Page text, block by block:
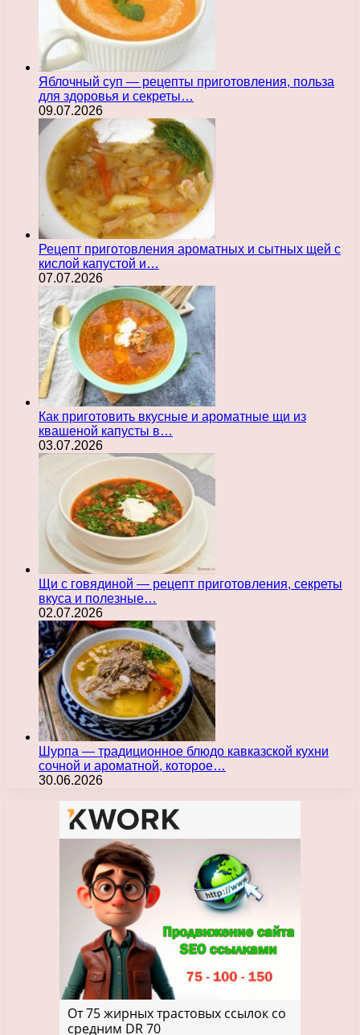
Яблочный суп — рецепты приготовления, польза
для здоровья и секреты…
09.07.2026
Рецепт приготовления ароматных и сытных щей с
кислой капустой и…
07.07.2026
Как приготовить вкусные и ароматные щи из
квашеной капусты в…
03.07.2026
Щи с говядиной — рецепт приготовления, секреты
вкуса и полезные…
02.07.2026
Шурпа — традиционное блюдо кавказской кухни
сочной и ароматной, которое…
30.06.2026